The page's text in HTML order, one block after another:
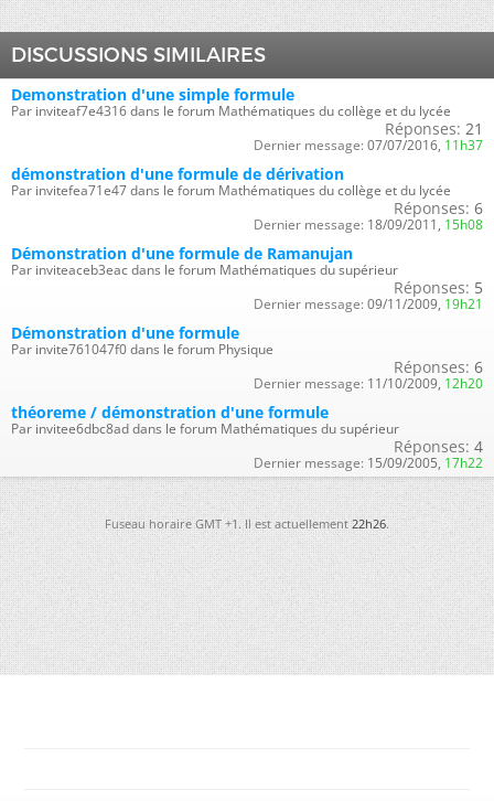
DISCUSSIONS SIMILAIRES
Demonstration d'une simple formule
Par inviteaf7e4316 dans le forum Mathématiques du collège et du lycée
Réponses: 21
Dernier message: 07/07/2016, 11h37
démonstration d'une formule de dérivation
Par invitefea71e47 dans le forum Mathématiques du collège et du lycée
Réponses: 6
Dernier message: 18/09/2011, 15h08
Démonstration d'une formule de Ramanujan
Par inviteaceb3eac dans le forum Mathématiques du supérieur
Réponses: 5
Dernier message: 09/11/2009, 19h21
Démonstration d'une formule
Par invite761047f0 dans le forum Physique
Réponses: 6
Dernier message: 11/10/2009, 12h20
théoreme / démonstration d'une formule
Par invitee6dbc8ad dans le forum Mathématiques du supérieur
Réponses: 4
Dernier message: 15/09/2005, 17h22
Fuseau horaire GMT +1. Il est actuellement22h26.